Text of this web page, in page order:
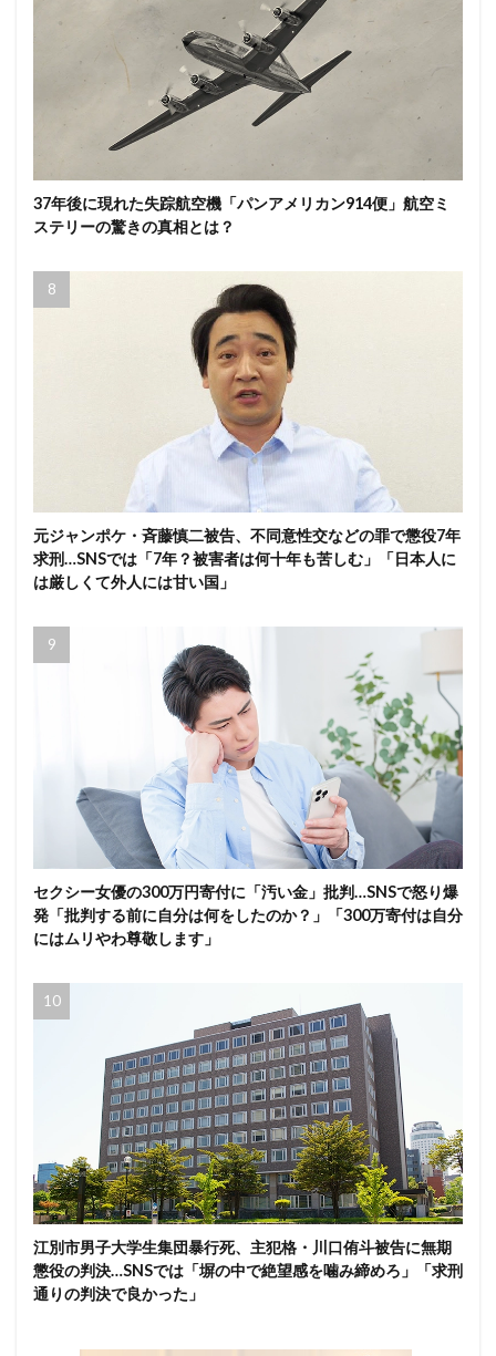
37年後に現れた失踪航空機「パンアメリカン914便」航空ミ
ステリーの驚きの真相とは？
元ジャンポケ・斉藤慎二被告、不同意性交などの罪で懲役7年
求刑…SNSでは「7年？被害者は何十年も苦しむ」「日本人に
は厳しくて外人には甘い国」
セクシー女優の300万円寄付に「汚い金」批判…SNSで怒り爆
発「批判する前に自分は何をしたのか？」「300万寄付は自分
にはムリやわ尊敬します」
江別市男子大学生集団暴行死、主犯格・川口侑斗被告に無期
懲役の判決…SNSでは「塀の中で絶望感を噛み締めろ」「求刑
通りの判決で良かった」